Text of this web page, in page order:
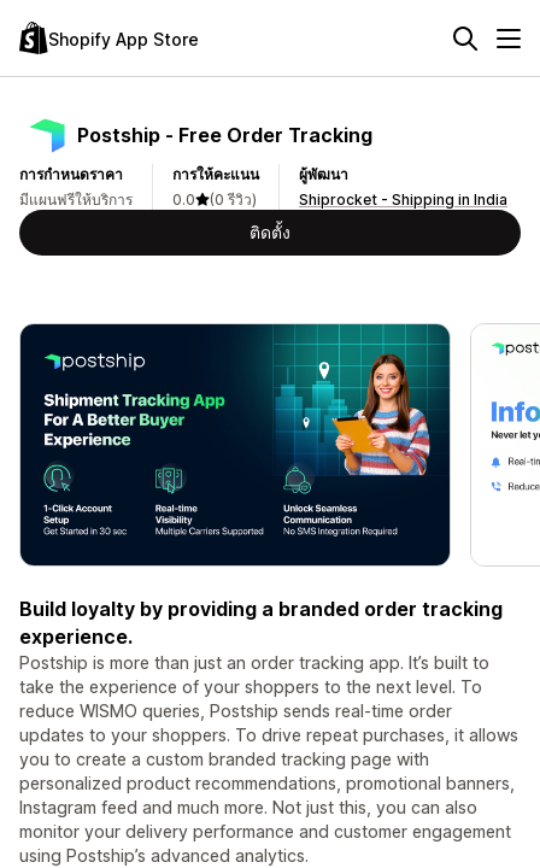
Shopify App Store
Postship ‑ Free Order Tracking
การกำหนดราคา
มีแผนฟรีให้บริการ
การให้คะแนน
0.0
(0 รีวิว)
ผู้พัฒนา
Shiprocket - Shipping in India
ติดตั้ง
Build loyalty by providing a branded order tracking
experience.
Postship is more than just an order tracking app. It’s built to
take the experience of your shoppers to the next level. To
reduce WISMO queries, Postship sends real-time order
updates to your shoppers. To drive repeat purchases, it allows
you to create a custom branded tracking page with
personalized product recommendations, promotional banners,
Instagram feed and much more. Not just this, you can also
monitor your delivery performance and customer engagement
using Postship’s advanced analytics.